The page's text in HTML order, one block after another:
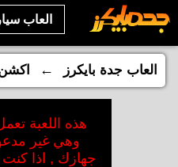
العاب
العاب جدة بايكرز ←
هذه اللعبة
وهي غير
جهازك , اذا كنت